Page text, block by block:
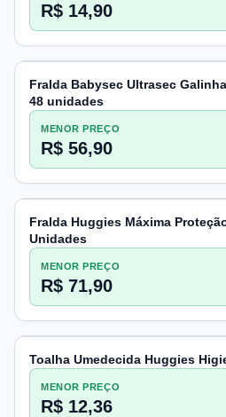
R$ 14,90
Fralda Babysec Ultrasec
48 unidades
MENOR PREÇO
R$ 56,90
Fralda Huggies Máxima
Unidades
MENOR PREÇO
R$ 71,90
Toalha Umedecida Huggies
MENOR PREÇO
R$ 12,36